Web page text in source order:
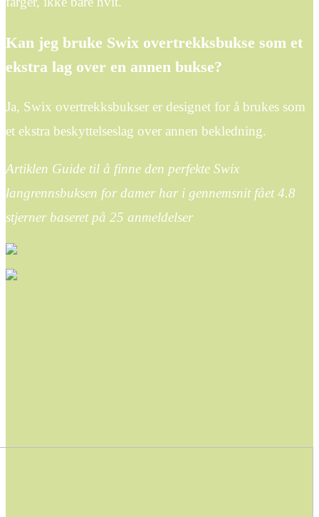
Kan jeg bruke Swix overtrekksbukse som et
ekstra lag over en annen bukse?
Ja, Swix overtrekksbukser er designet for å brukes som
et ekstra beskyttelseslag over annen bekledning.
Artiklen Guide til å finne den perfekte Swix
langrennsbuksen for damer har i gennemsnit fået4.8
stjerner baseret på 25 anmeldelser